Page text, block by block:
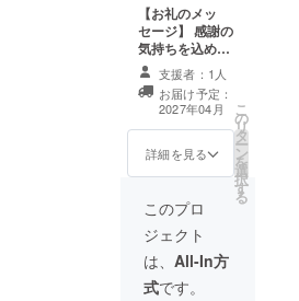
【お礼のメッ
セージ】 感謝の
気持ちを込め
て、お礼のメッ
セージをお送り
します。
支援者：1人
お届け予定：
2027年04月
詳細を見る
こ
の
リ
タ
ー
ン
を
選
択
す
る
このプロ
ジェクト
は、 All-In方
式です。